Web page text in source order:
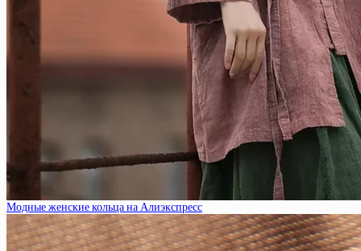
Модные женские кольца на Алиэкспресс